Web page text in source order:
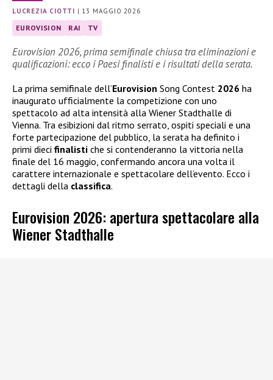
LUCREZIA CIOTTI | 13 MAGGIO 2026
EUROVISION RAI TV
Eurovision 2026, prima semifinale chiusa tra eliminazioni e
qualificazioni: ecco i Paesi finalisti e i risultati della serata.
La prima semifinale dell’Eurovision Song Contest 2026 ha
inaugurato ufficialmente la competizione con uno
spettacolo ad alta intensità alla Wiener Stadthalle di
Vienna. Tra esibizioni dal ritmo serrato, ospiti speciali e una
forte partecipazione del pubblico, la serata ha definito i
primi dieci finalisti che si contenderanno la vittoria nella
finale del 16 maggio, confermando ancora una volta il
carattere internazionale e spettacolare dell’evento. Ecco i
dettagli della classifica.
Eurovision 2026: apertura spettacolare alla
Wiener Stadthalle